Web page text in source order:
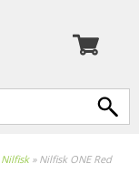
Nilfisk» Nilfisk ONE Red